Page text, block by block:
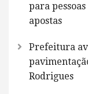
para
apostas
Prefeitura
Rodrigues